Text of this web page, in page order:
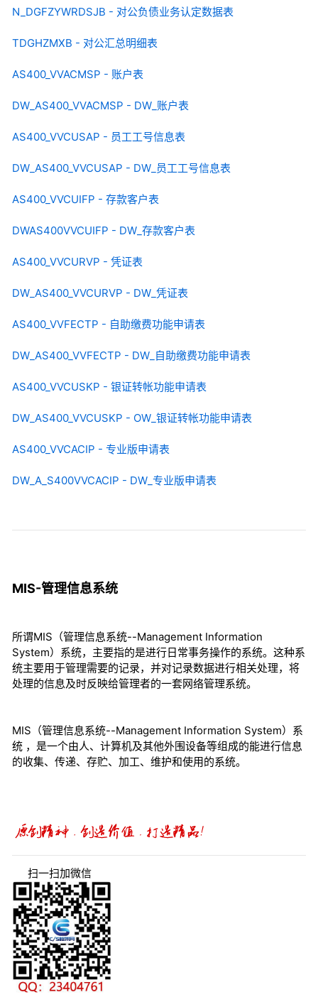
N_DGFZYWRDSJB - 对公负债业务认定数据表
TDGHZMXB - 对公汇总明细表
AS400_VVACMSP - 账户表
DW_AS400_VVACMSP - DW_账户表
AS400_VVCUSAP - 员工工号信息表
DW_AS400_VVCUSAP - DW_员工工号信息表
AS400_VVCUIFP - 存款客户表
DWAS400VVCUIFP - DW_存款客户表
AS400_VVCURVP - 凭证表
DW_AS400_VVCURVP - DW_凭证表
AS400_VVFECTP - 自助缴费功能申请表
DW_AS400_VVFECTP - DW_自助缴费功能申请表
AS400_VVCUSKP - 银证转帐功能申请表
DW_AS400_VVCUSKP - OW_银证转帐功能申请表
AS400_VVCACIP - 专业版申请表
DW_A_S400VVCACIP - DW_专业版申请表
MIS-管理信息系统
所谓MIS（管理信息系统--Management Information
System）系统，主要指的是进行日常事务操作的系统。这种系
统主要用于管理需要的记录，并对记录数据进行相关处理，将
处理的信息及时反映给管理者的一套网络管理系统。
MIS（管理信息系统--Management Information System）系
统 ，是一个由人、计算机及其他外围设备等组成的能进行信息
的收集、传递、存贮、加工、维护和使用的系统。
扫一扫加微信